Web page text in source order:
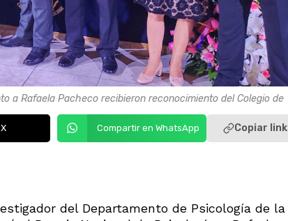
a Rafaela Pacheco recibieron reconocimiento del Colegio de
Compartir en WhatsApp Copiar link
del Departamento de Psicología de la